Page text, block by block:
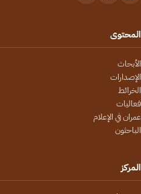
المحتوى
الأبحاث
الإصدارات
الخرائط
فعاليات
عمران في الإعلام
الباحثون
المركز